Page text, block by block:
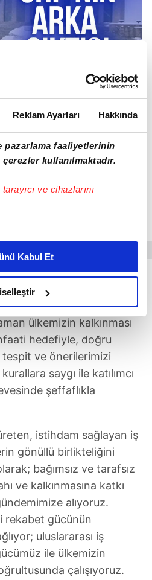
Reklam Ayarları Hakkında
pazarlama faaliyetlerinin
kullanılmaktadır.
ve cihazlarını
halinde sizlere özel
Bunu yaparken
bir reklam deneyimi sunmak
sunabilmek adına
ve bu noktada,
karşılamak noktasında tek gelir
hatırlatmak isteriz.
bu çerezlere izin vermedikleri
reklamlar
kişilere ait çerezler
vasıtasıyla çeşitli kişisel
gerekli olan çerezler bilgi
amacıyla
sitemizin daha işlevsel
ve sizlere yönelik
yapılması, amaçlarıyla
dahilinde kullanılacaktır.
aşağıda yer alan panel
Kabul Et
FETÖ-TÜSİAD iş birliği
bu... Aslı Baykal Babamdan
şu şekilde:
amaçlar
ülkemizin kalkınması
hedefiyle, doğru
tespit ve önerilerimizi
saygı ile katılımcı
şeffaflıkla
istihdam sağlayan iş
gönüllü birlikteliğini
bağımsız ve tarafsız
ve kalkınmasına katkı
alıyoruz.
rekabet gücünün
uluslararası iş
ile ülkemizin
çalışıyoruz.